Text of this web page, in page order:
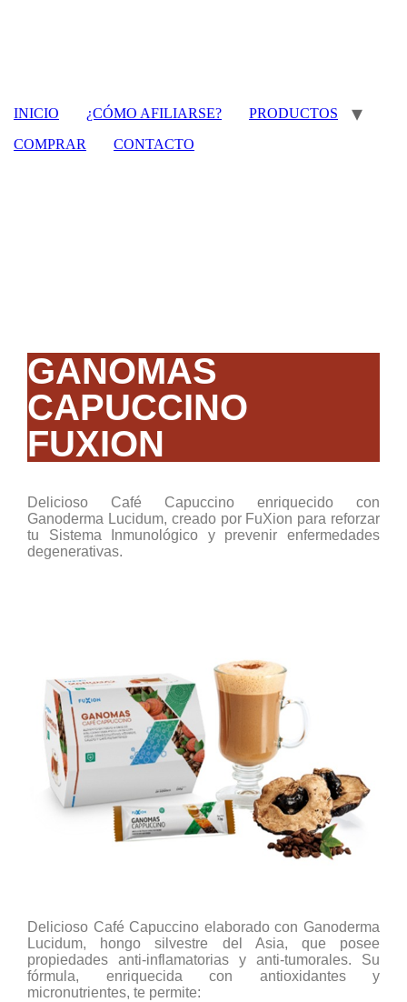
INICIO ¿CÓMO AFILIARSE?
PRODUCTOS
COMPRAR
CONTACTO
GANOMAS
CAPUCCINO
FUXION
Delicioso Café Capuccino enriquecido con
Ganoderma Lucidum, creado por FuXion para reforzar
tu Sistema Inmunológico y prevenir enfermedades
degenerativas.
Delicioso Café Capuccino elaborado con Ganoderma
Lucidum, hongo silvestre del Asia, que posee
propiedades anti-inflamatorias y anti-tumorales. Su
fórmula, enriquecida con antioxidantes y
micronutrientes, te permite: